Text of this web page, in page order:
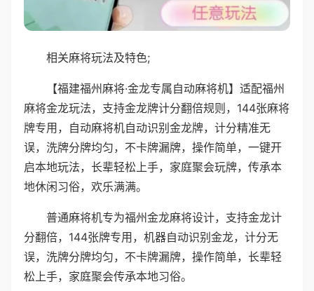
相关麻将玩法及特色;
【福建福州麻将·金龙专属自动麻将机】适配福州
麻将金龙玩法，支持金龙牌计分翻倍规则，144张麻将
牌专用，自动麻将机自动识别金龙牌，计分精准无
误，洗牌分牌均匀，不卡牌漏牌，操作简单，一键开
启本地玩法，长辈轻松上手，家庭聚会玩牌，传承本
地休闲习俗，欢乐满满。
普通麻将机专为福州金龙麻将设计，支持金龙计
分翻倍，144张牌专用，机器自动识别金龙，计分无
误，洗牌分牌均匀，不卡牌漏牌，操作简单，长辈轻
松上手，家庭聚会传承本地习俗。